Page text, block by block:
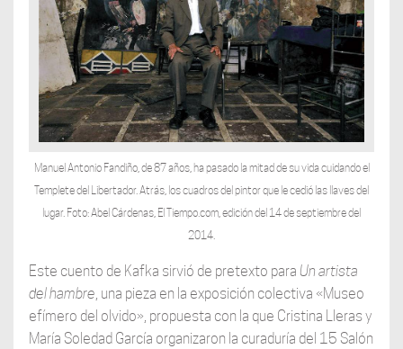
Manuel Antonio Fandiño, de 87 años, ha pasado la mitad de su vida cuidando el
Templete del Libertador. Atrás, los cuadros del pintor que le cedió las llaves del
lugar. Foto: Abel Cárdenas, El Tiempo.com, edición del 14 de septiembre del
2014.
Este cuento de Kafka sirvió de pretexto para Un artista
del hambre, una pieza en la exposición colectiva «Museo
efímero del olvido», propuesta con la que Cristina Lleras y
María Soledad García organizaron la curaduría del 15 Salón